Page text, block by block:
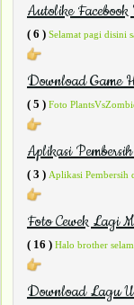
Autolike
( 6 ) Selamat pagi disini
Download Game
( 5 ) Foto
Aplikasi
( 3 ) Aplikasi Pembersih
Foto Cewek Lagi
( 16 ) Halo brother
Download Lagu